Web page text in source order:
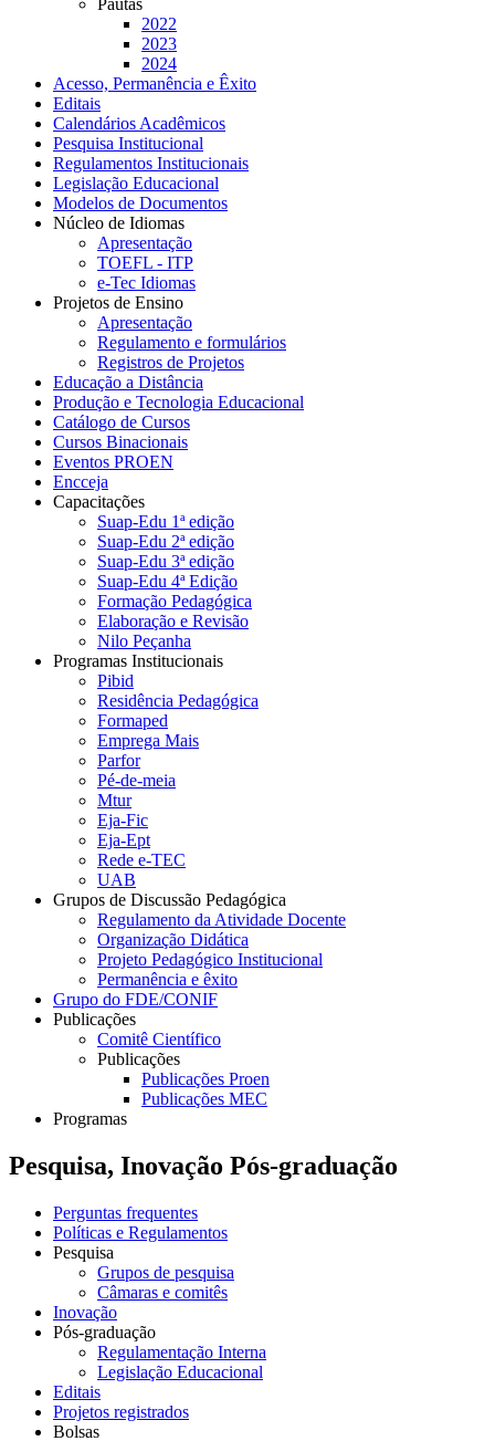
Pautas
2022
2023
2024
Acesso, Permanência e Êxito
Editais
Calendários Acadêmicos
Pesquisa Institucional
Regulamentos Institucionais
Legislação Educacional
Modelos de Documentos
Núcleo de Idiomas
Apresentação
TOEFL - ITP
e-Tec Idiomas
Projetos de Ensino
Apresentação
Regulamento e formulários
Registros de Projetos
Educação a Distância
Produção e Tecnologia Educacional
Catálogo de Cursos
Cursos Binacionais
Eventos PROEN
Encceja
Capacitações
Suap-Edu 1ª edição
Suap-Edu 2ª edição
Suap-Edu 3ª edição
Suap-Edu 4ª Edição
Formação Pedagógica
Elaboração e Revisão
Nilo Peçanha
Programas Institucionais
Pibid
Residência Pedagógica
Formaped
Emprega Mais
Parfor
Pé-de-meia
Mtur
Eja-Fic
Eja-Ept
Rede e-TEC
UAB
Grupos de Discussão Pedagógica
Regulamento da Atividade Docente
Organização Didática
Projeto Pedagógico Institucional
Permanência e êxito
Grupo do FDE/CONIF
Publicações
Comitê Científico
Publicações
Publicações Proen
Publicações MEC
Programas
Pesquisa, Inovação Pós-graduação
Perguntas frequentes
Políticas e Regulamentos
Pesquisa
Grupos de pesquisa
Câmaras e comitês
Inovação
Pós-graduação
Regulamentação Interna
Legislação Educacional
Editais
Projetos registrados
Bolsas